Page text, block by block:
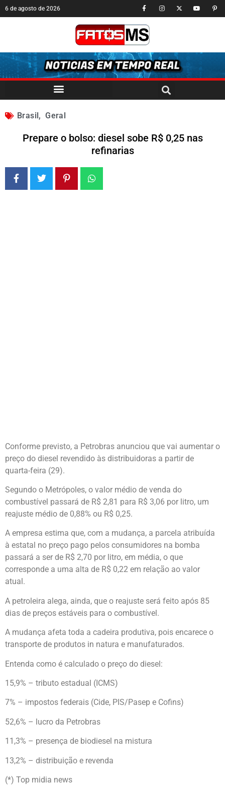
6 de agosto de 2026
Brasil,Geral
Prepare o bolso: diesel sobe R$ 0,25 nas
refinarias
Conforme previsto, a Petrobras anunciou que vai aumentar o
preço do diesel revendido às distribuidoras a partir de
quarta-feira (29).
Segundo o Metrópoles, o valor médio de venda do
combustível passará de R$ 2,81 para R$ 3,06 por litro, um
reajuste médio de 0,88% ou R$ 0,25.
A empresa estima que, com a mudança, a parcela atribuída
à estatal no preço pago pelos consumidores na bomba
passará a ser de R$ 2,70 por litro, em média, o que
corresponde a uma alta de R$ 0,22 em relação ao valor
atual.
A petroleira alega, ainda, que o reajuste será feito após 85
dias de preços estáveis para o combustível.
A mudança afeta toda a cadeira produtiva, pois encarece o
transporte de produtos in natura e manufaturados.
Entenda como é calculado o preço do diesel:
15,9% – tributo estadual (ICMS)
7% – impostos federais (Cide, PIS/Pasep e Cofins)
52,6% – lucro da Petrobras
11,3% – presença de biodiesel na mistura
13,2% – distribuição e revenda
(*) Top midia news